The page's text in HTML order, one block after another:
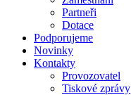
Partneři
Dotace
Podporujeme
Novinky
Kontakty
Provozovatel
Tiskové zprávy